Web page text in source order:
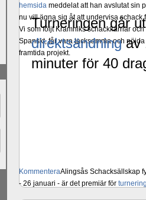
hemsida meddelat att han avslutat sin
nu vill ägna sig åt att undervisa
Vi som följt Kramniks schackkarriär
Spanskt, får vara tacksamma och
framtida projekt.
KommenteraAlingsås Schacksällskap
- 26 januari - är det premiär för
Turneringen går
direktsändningav
minuter för 40